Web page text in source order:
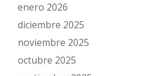
enero 2026
diciembre 2025
noviembre 2025
octubre 2025